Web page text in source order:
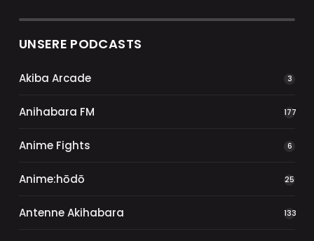
UNSERE PODCASTS
Akiba Arcade 3
Anihabara FM 177
Anime Fights 6
Anime:hōdō 25
Antenne Akihabara 133